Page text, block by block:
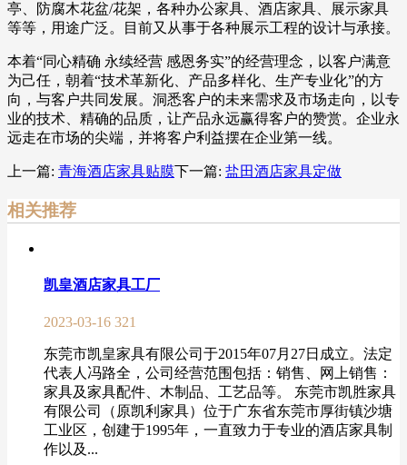
亭、防腐木花盆/花架，各种办公家具、酒店家具、展示家具
等等，用途广泛。目前又从事于各种展示工程的设计与承接。
本着“同心精确 永续经营 感恩务实”的经营理念，以客户满意
为己任，朝着“技术革新化、产品多样化、生产专业化”的方
向，与客户共同发展。洞悉客户的未来需求及市场走向，以专
业的技术、精确的品质，让产品永远赢得客户的赞赏。企业永
远走在市场的尖端，并将客户利益摆在企业第一线。
上一篇: 青海酒店家具贴膜下一篇: 盐田酒店家具定做
相关推荐
凯皇酒店家具工厂
2023-03-16 321
东莞市凯皇家具有限公司于2015年07月27日成立。法定
代表人冯路全，公司经营范围包括：销售、网上销售：
家具及家具配件、木制品、工艺品等。 东莞市凯胜家具
有限公司（原凯利家具）位于广东省东莞市厚街镇沙塘
工业区，创建于1995年，一直致力于专业的酒店家具制
作以及...